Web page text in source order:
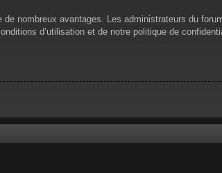
nombreux avantages. Les administrateurs du
d’utilisation et de notre politique de